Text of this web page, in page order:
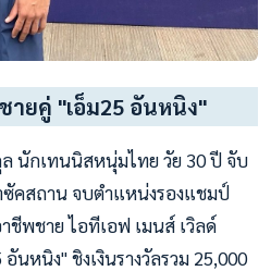
ายคู่ "เอ็ม25 อันหนิง"
ล นักเทนนิสหนุ่มไทย วัย 30 ปี จับ
คสถาน จบตำแหน่งรองแชมป์
ชีพชาย ไอทีเอฟ เมนส์ เวิลด์
นหนิง" ชิงเงินรางวัลรวม 25,000